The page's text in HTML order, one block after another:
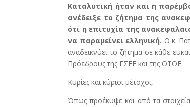
Καταλυτική ήταν και η
ανέδειξε το ζήτημα της
ότι η επιτυχία της
να παραμείνει ελληνική. Ο κ.
αναδεικνύει το ζήτημα σε κάθε
Πρόεδρους της ΓΣΕΕ και της ΟΤΟΕ.
Κυρίες και κύριοι μέτοχοι,
Όπως προέκυψε και από τα